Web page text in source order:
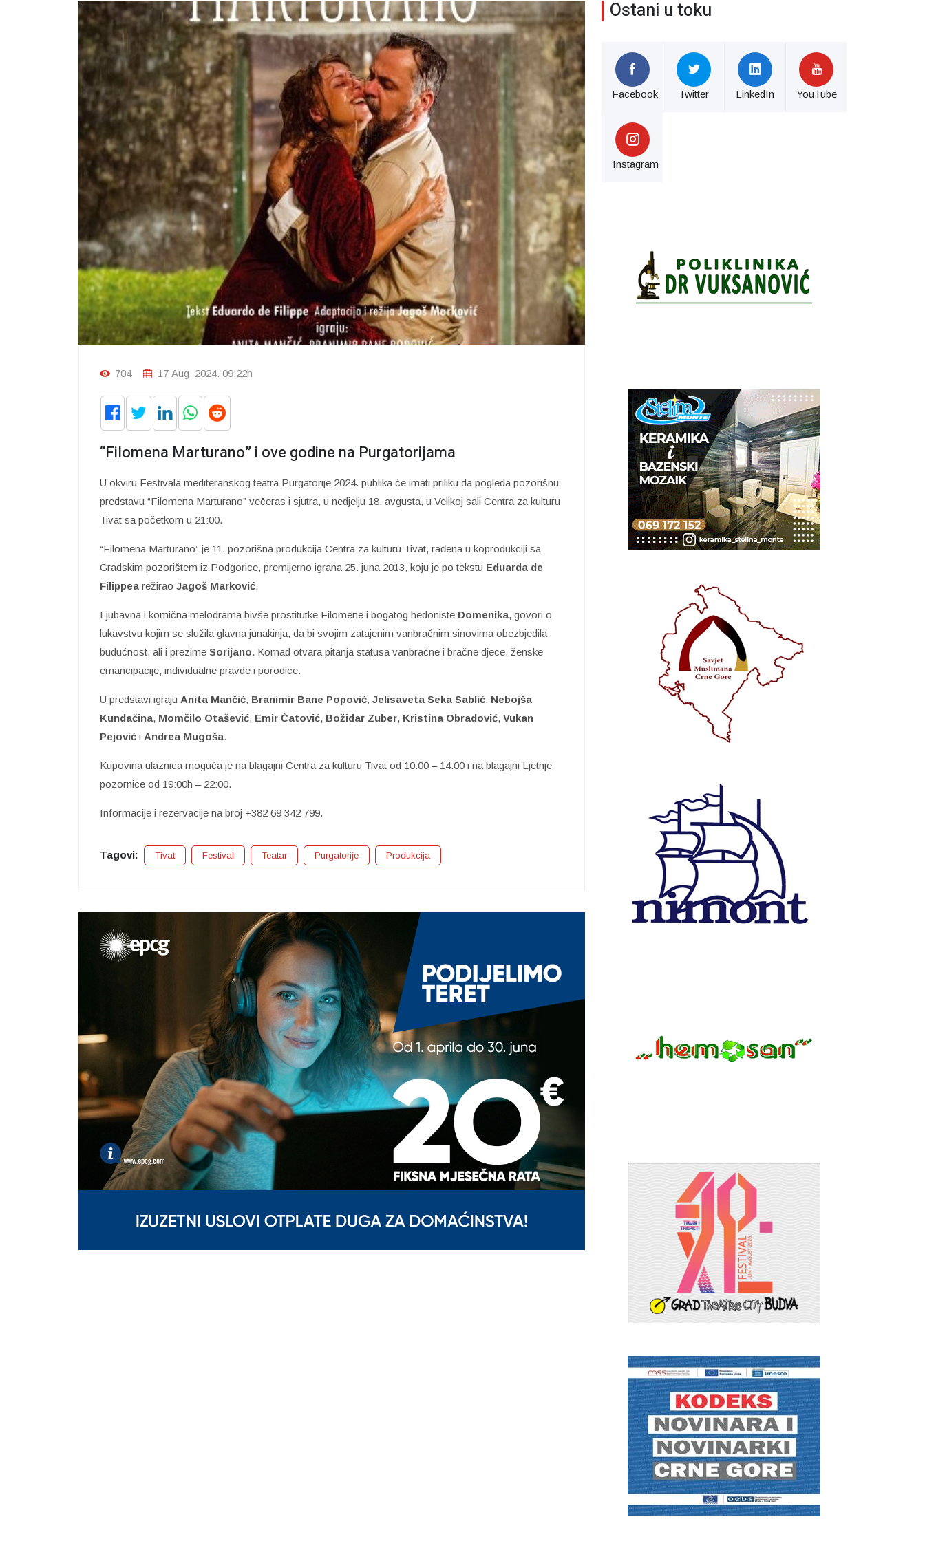
704 17 Aug, 2024. 09:22h
“Filomena Marturano” i ove godine na Purgatorijama
U okviru Festivala mediteranskog teatra Purgatorije 2024. publika će imati priliku da pogleda pozorišnu
predstavu “Filomena Marturano” večeras i sjutra, u nedjelju 18. avgusta, u Velikoj sali Centra za kulturu
Tivat sa početkom u 21:00.
“Filomena Marturano” je 11. pozorišna produkcija Centra za kulturu Tivat, rađena u koprodukciji sa
Gradskim pozorištem iz Podgorice, premijerno igrana 25. juna 2013, koju je po tekstu Eduarda de
Filippea režirao Jagoš Marković.
Ljubavna i komična melodrama bivše prostitutke Filomene i bogatog hedoniste Domenika, govori o
lukavstvu kojim se služila glavna junakinja, da bi svojim zatajenim vanbračnim sinovima obezbjedila
budućnost, ali i prezime Sorijano. Komad otvara pitanja statusa vanbračne i bračne djece, ženske
emancipacije, individualne pravde i porodice.
U predstavi igraju Anita Mančić, Branimir Bane Popović, Jelisaveta Seka Sablić, Nebojša
Kundačina, Momčilo Otašević, Emir Ćatović, Božidar Zuber, Kristina Obradović, Vukan
Pejović i Andrea Mugoša.
Kupovina ulaznica moguća je na blagajni Centra za kulturu Tivat od 10:00 – 14:00 i na blagajni Ljetnje
pozornice od 19:00h – 22:00.
Informacije i rezervacije na broj +382 69 342 799.
Tagovi: Tivat Festival Teatar Purgatorije Produkcija
Ostani u toku
Facebook Twitter LinkedIn YouTube
Instagram